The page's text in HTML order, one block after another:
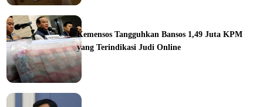
Kemensos Tangguhkan Bansos 1,49 Juta KPM
yang Terindikasi Judi Online